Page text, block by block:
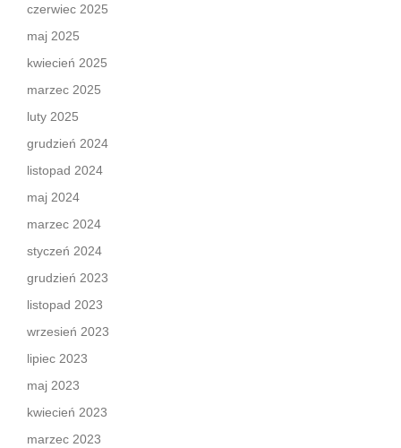
czerwiec 2025
maj 2025
kwiecień 2025
marzec 2025
luty 2025
grudzień 2024
listopad 2024
maj 2024
marzec 2024
styczeń 2024
grudzień 2023
listopad 2023
wrzesień 2023
lipiec 2023
maj 2023
kwiecień 2023
marzec 2023